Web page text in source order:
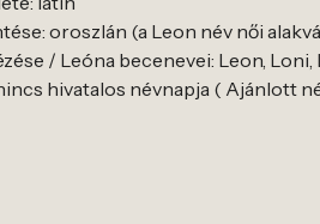
oroszlán (a Leon név női
/ Leóna becenevei: Leon, Loni,
hivatalos névnapja ( Ajánlott